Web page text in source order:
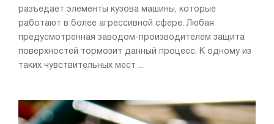
разъедает элементы кузова машины, которые
работают в более агрессивной сфере. Любая
предусмотренная заводом-производителем защита
поверхностей тормозит данный процесс. К одному из
таких чувствительных мест ...